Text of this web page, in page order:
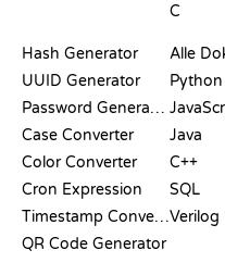
C
Hash Generator
UUID Generator
Password Generator
Case Converter
Color Converter
Cron Expression
Timestamp Converter
QR Code Generator
Python
Java
C++
SQL
Verilog